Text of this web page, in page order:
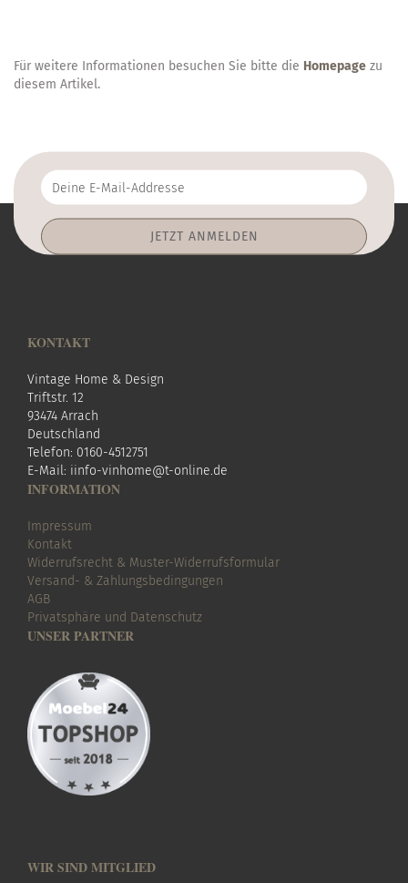
Für weitere Informationen besuchen Sie bitte die Homepage zu
diesem Artikel.
Deine
E-
Addresse
KONTAKT
Vintage Home & Design
Triftstr. 12
93474 Arrach
Deutschland
Telefon: 0160-4512751
E-Mail: iinfo-vinhome@t-online.de
INFORMATION
Impressum
Kontakt
Widerrufsrecht & Muster-Widerrufsformular
Versand- & Zahlungsbedingungen
AGB
Privatsphäre und Datenschutz
UNSER PARTNER
WIR SIND MITGLIED